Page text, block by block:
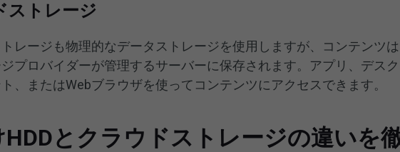
ストレージ
レージも物理的なデータストレージを使用しますが、コンテンツ
ジプロバイダーが管理するサーバーに保存されます。アプリ、デス
、またはWebブラウザを使ってコンテンツにアクセスできます。
HDDとクラウドストレージの違いを